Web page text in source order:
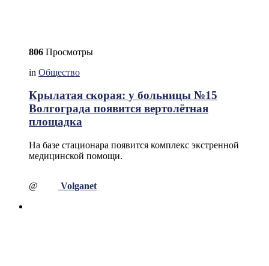
806 Просмотры
in Общество
Крылатая скорая: у больницы №15
Волгограда появится вертолётная
площадка
На базе стационара появится комплекс экстренной
медицинской помощи.
@ Volganet